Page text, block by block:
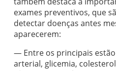
exames preventivos, que
detectar doenças antes
aparecerem:
— Entre os principais
arterial, glicemia,